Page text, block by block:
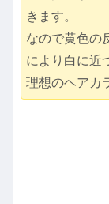
きます。
なので黄色の
により白に近
理想のヘアカ